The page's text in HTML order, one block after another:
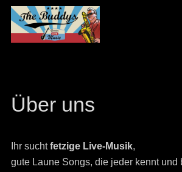
Über uns
Ihr suchtfetzige Live-Musik,
gute Laune Songs, die jeder kennt und